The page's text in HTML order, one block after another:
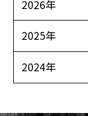
2026年
2025年
2024年